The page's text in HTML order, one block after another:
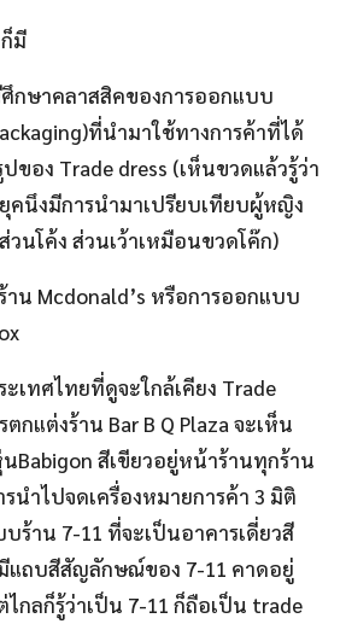
มี
กษาคลาสสิคของการออกแบบ
ที่นำมาใช้ทางการค้าที่ได้
ของ Trade dress (เห็นขวดแล้วรู้ว่า
นึงมีการนำมาเปรียบเทียบผู้หญิง
นโค้ง ส่วนเว้าเหมือนขวดโค๊ก)
น Mcdonald’s หรือการออกแบบ
เทศไทยที่ดูจะใกล้เคียง Trade
กแต่งร้าน Bar B Q Plaza จะเห็น
Babigon สีเขียวอยู่หน้าร้านทุกร้าน
นำไปจดเครื่องหมายการค้า 3 มิติ
ร้าน 7-11 ที่จะเป็นอาคารเดี่ยวสี
แถบสีสัญลักษณ์ของ 7-11 คาดอยู่
ลก็รู้ว่าเป็น 7-11 ก็ถือเป็น trade